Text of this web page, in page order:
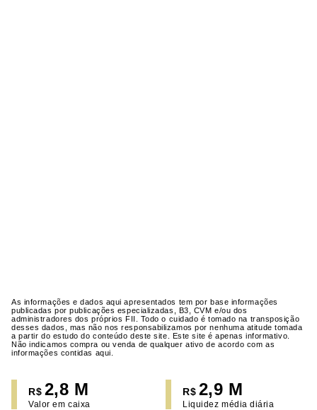
As informações e dados aqui apresentados tem por base informações
publicadas por publicações especializadas, B3, CVM e/ou dos
administradores dos próprios FII. Todo o cuidado é tomado na transposição
desses dados, mas não nos responsabilizamos por nenhuma atitude tomada
a partir do estudo do conteúdo deste site. Este site é apenas informativo.
Não indicamos compra ou venda de qualquer ativo de acordo com as
informações contidas aqui.
R$ 2,8 M
Valor em caixa
R$ 2,9 M
Liquidez média diária